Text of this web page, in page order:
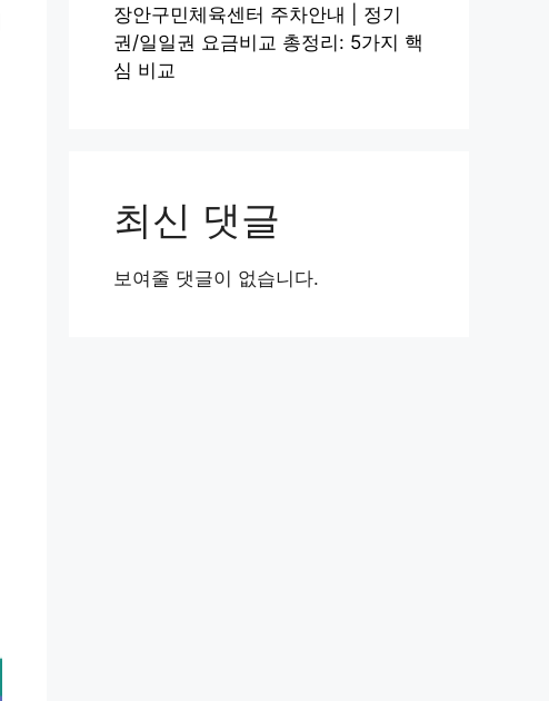
장안구민체육센터 주차안내 | 정기
권/일일권 요금비교 총정리: 5가지 핵
심 비교
최신 댓글
보여줄 댓글이 없습니다.